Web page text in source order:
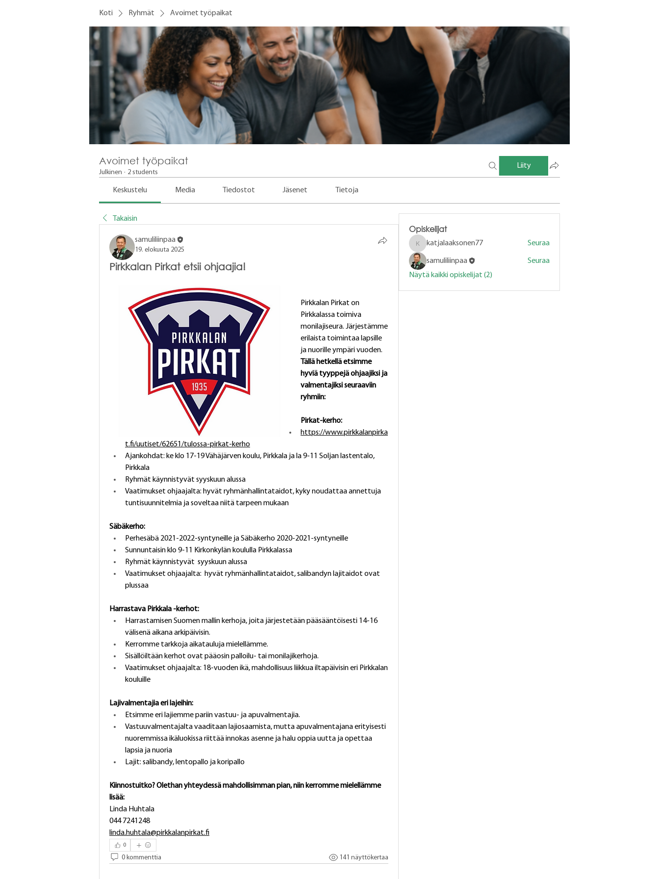
Koti Ryhmät Avoimet työpaikat
Avoimet työpaikat
Julkinen · 2 students
Liity
Keskustelu Media Tiedostot Jäsenet Tietoja
Takaisin
samuliliinpaa
19. elokuuta 2025
Pirkkalan Pirkat etsii ohjaajia!
Pirkkalan Pirkat on
Pirkkalassa toimiva
monilajiseura. Järjestämme
erilaista toimintaa lapsille
ja nuorille ympäri vuoden.
Tällä hetkellä etsimme
hyviä tyyppejä ohjaajiksi ja
valmentajiksi seuraaviin
ryhmiin:
Pirkat-kerho:
https://www.pirkkalanpirka
t.fi/uutiset/62651/tulossa-pirkat-kerho
Ajankohdat: ke klo 17-19 Vähäjärven koulu, Pirkkala ja la 9-11 Soljan lastentalo,
Pirkkala
Ryhmät käynnistyvät syyskuun alussa
Vaatimukset ohjaajalta: hyvät ryhmänhallintataidot, kyky noudattaa annettuja
tuntisuunnitelmia ja soveltaa niitä tarpeen mukaan
Säbäkerho:
Perhesäbä 2021-2022-syntyneille ja Säbäkerho 2020-2021-syntyneille
Sunnuntaisin klo 9-11 Kirkonkylän koululla Pirkkalassa
Ryhmät käynnistyvät  syyskuun alussa
Vaatimukset ohjaajalta:  hyvät ryhmänhallintataidot, salibandyn lajitaidot ovat
plussaa
Harrastava Pirkkala -kerhot:
Harrastamisen Suomen mallin kerhoja, joita järjestetään pääsääntöisesti 14-16
välisenä aikana arkipäivisin.
Kerromme tarkkoja aikatauluja mielellämme.
Sisällöiltään kerhot ovat pääosin palloilu- tai monilajikerhoja.
Vaatimukset ohjaajalta: 18-vuoden ikä, mahdollisuus liikkua iltapäivisin eri Pirkkalan
kouluille
Lajivalmentajia eri lajeihin:
Etsimme eri lajiemme pariin vastuu- ja apuvalmentajia.
Vastuuvalmentajalta vaaditaan lajiosaamista, mutta apuvalmentajana erityisesti
nuoremmissa ikäluokissa riittää innokas asenne ja halu oppia uutta ja opettaa
lapsia ja nuoria
Lajit: salibandy, lentopallo ja koripallo
Kiinnostuitko? Olethan yhteydessä mahdollisimman pian, niin kerromme mielellämme
lisää:
Linda Huhtala
044 7241248
linda.huhtala@pirkkalanpirkat.fi
0
0 kommenttia 141 näyttökertaa
Opiskelijat
katjalaaksonen77
katjalaaksonen77 Seuraa
samuliliinpaa
Seuraa
Näytä kaikki opiskelijat (2)